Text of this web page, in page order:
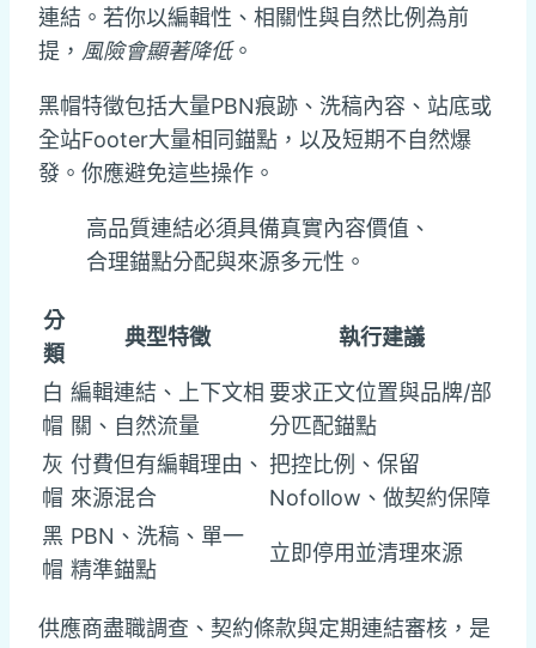
連結。若你以編輯性、相關性與自然比例為前
提， 風險會顯著降低。
黑帽特徵包括大量PBN痕跡、洗稿內容、站底或
全站Footer大量相同錨點，以及短期不自然爆
發。你應避免這些操作。
高品質連結必須具備真實內容價值、
合理錨點分配與來源多元性。
分
類
典型特徵 執行建議
白
帽
編輯連結、上下文相
關、自然流量
要求正文位置與品牌/部
分匹配錨點
灰
帽
付費但有編輯理由、
來源混合
把控比例、保留
Nofollow、做契約保障
黑
帽
PBN、洗稿、單一
精準錨點
立即停用並清理來源
供應商盡職調查、契約條款與定期連結審核，是